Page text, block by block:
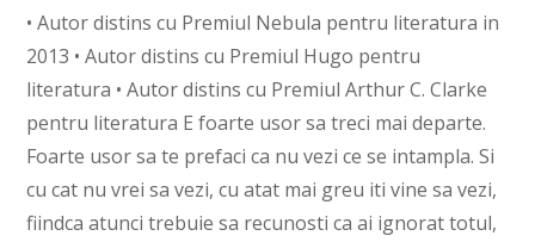
• Autor distins cu Premiul Nebula pentru literatura in
2013 • Autor distins cu Premiul Hugo pentru
literatura • Autor distins cu Premiul Arthur C. Clarke
pentru literatura E foarte usor sa treci mai departe.
Foarte usor sa te prefaci ca nu vezi ce se intampla. Si
cu cat nu vrei sa vezi, cu atat mai greu iti vine sa vezi,
fiindca atunci trebuie sa recunosti ca ai ignorat totul,